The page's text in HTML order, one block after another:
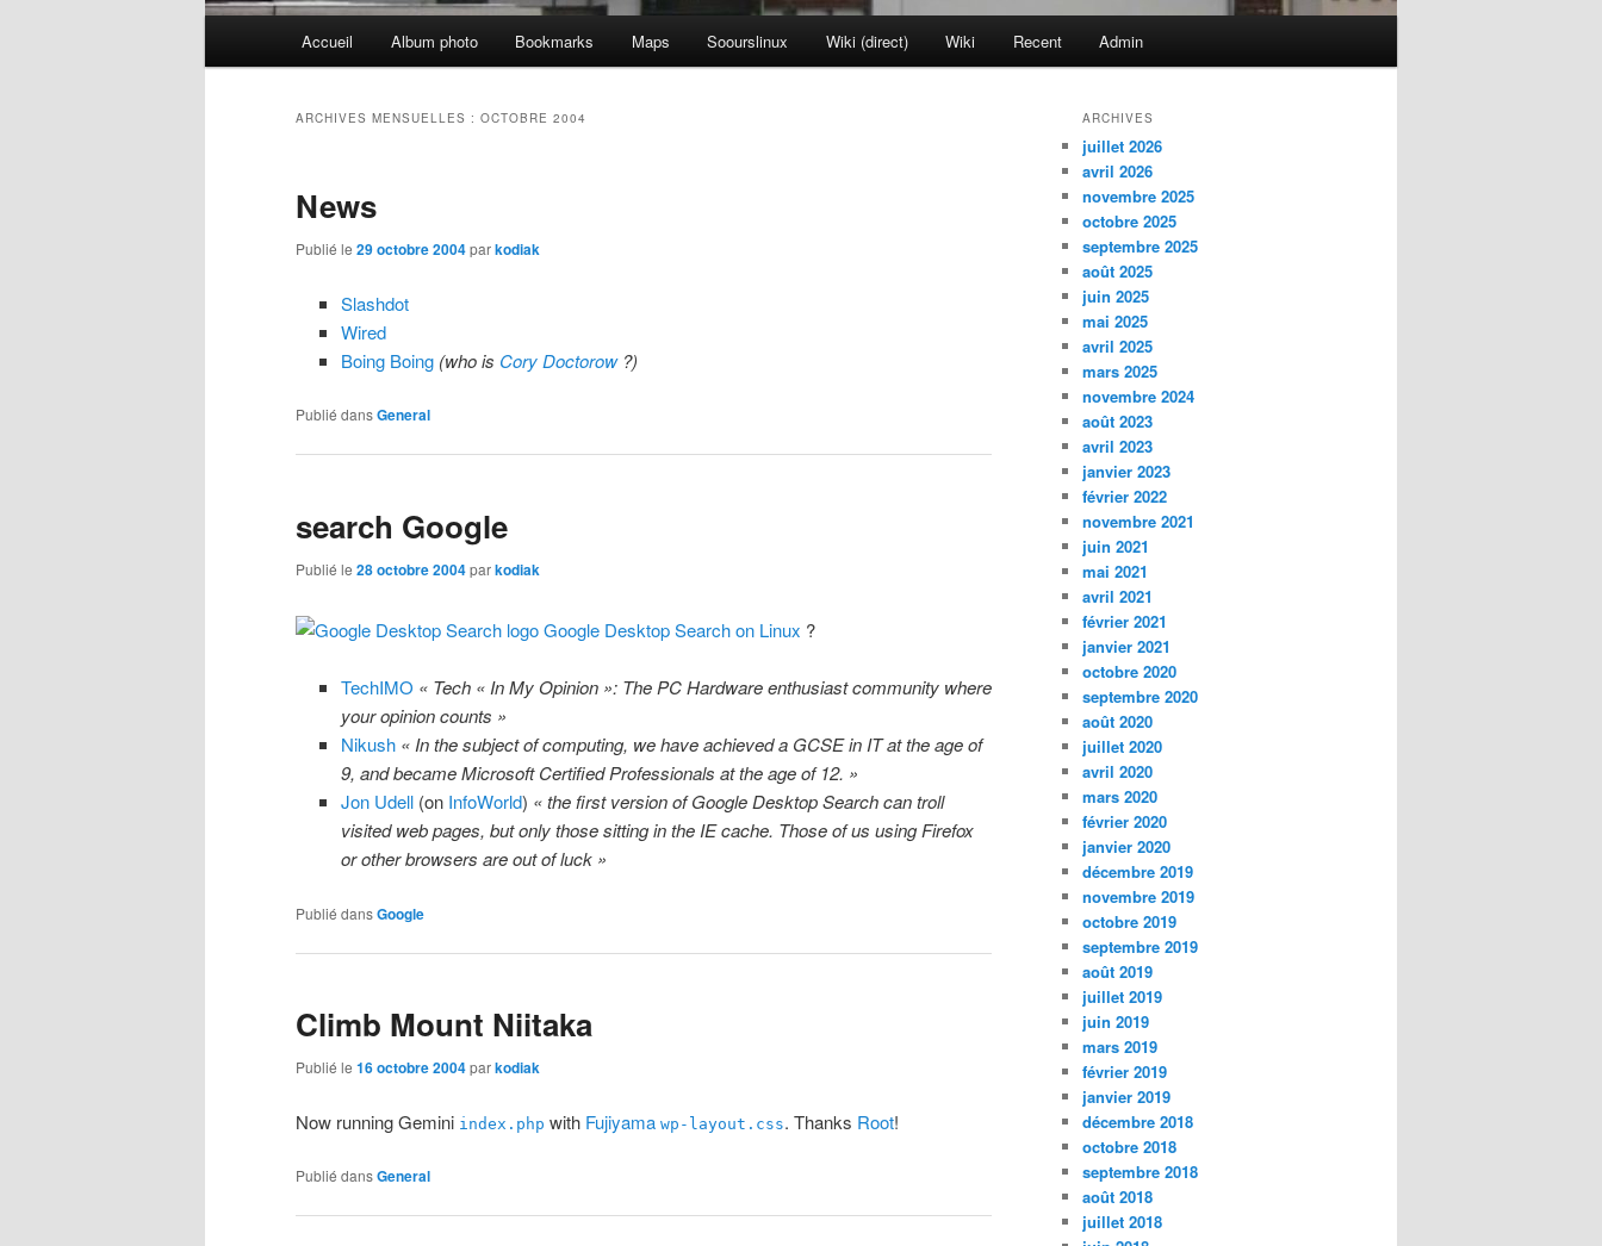
Accueil Album photo Bookmarks Maps Soourslinux Wiki (direct) Wiki Recent Admin
ARCHIVES MENSUELLES : OCTOBRE 2004
News
Publié le 29 octobre 2004parkodiak
Slashdot
Wired
Boing Boing (who is Cory Doctorow?)
Publié dansGeneral
search Google
Publié le 28 octobre 2004parkodiak
Google Desktop Searchon Linux ?
TechIMO « Tech « In My Opinion »: The PC Hardware enthusiast community where
your opinion counts »
Nikush « In the subject of computing, we have achieved a GCSE in IT at the age of
9, and became Microsoft Certified Professionals at the age of 12. »
Jon Udell(on InfoWorld) « the first version of Google Desktop Search can troll
visited web pages, but only those sitting in the IE cache. Those of us using Firefox
or other browsers are out of luck »
Publié dansGoogle
Climb Mount Niitaka
Publié le 16 octobre 2004parkodiak
Now running Gemini index.php with Fujiyama wp-layout.css. Thanks Root!
Publié dansGeneral
ARCHIVES
juillet 2026
avril 2026
novembre 2025
octobre 2025
septembre 2025
août 2025
juin 2025
mai 2025
avril 2025
mars 2025
novembre 2024
août 2023
avril 2023
janvier 2023
février 2022
novembre 2021
juin 2021
mai 2021
avril 2021
février 2021
janvier 2021
octobre 2020
septembre 2020
août 2020
juillet 2020
avril 2020
mars 2020
février 2020
janvier 2020
décembre 2019
novembre 2019
octobre 2019
septembre 2019
août 2019
juillet 2019
juin 2019
mars 2019
février 2019
janvier 2019
décembre 2018
octobre 2018
septembre 2018
août 2018
juillet 2018